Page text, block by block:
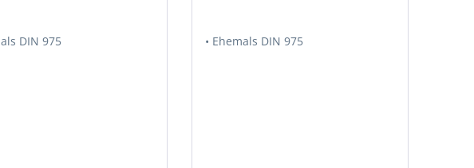
DIN 975 • Ehemals DIN 975